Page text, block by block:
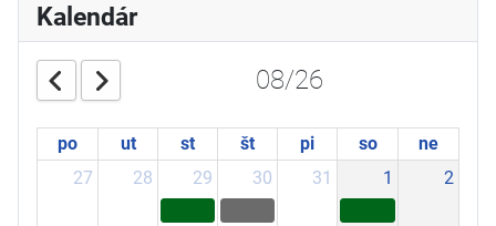
Kalendár
08/26
po ut st št pi so
ne
27
28 29 30 31 1 2